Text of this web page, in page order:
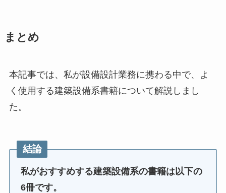
まとめ
本記事では、私が設備設計業務に携わる中で、よ
く使用する建築設備系書籍について解説しまし
た。
結論
私がおすすめする建築設備系の書籍は以下の
6冊です。